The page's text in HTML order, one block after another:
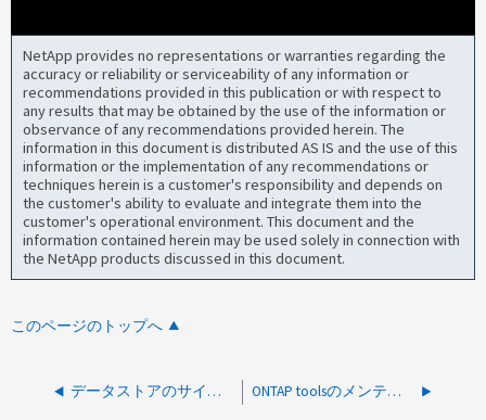
NetApp provides no representations or warranties regarding the
accuracy or reliability or serviceability of any information or
recommendations provided in this publication or with respect to
any results that may be obtained by the use of the information or
observance of any recommendations provided herein. The
information in this document is distributed AS IS and the use of this
information or the implementation of any recommendations or
techniques herein is a customer's responsibility and depends on
the customer's ability to evaluate and integrate them into the
customer's operational environment. This document and the
information contained herein may be used solely in connection with
the NetApp products discussed in this document.
このページのトップへ
データストアのサイズを変更できません ONTAP toolsのメンテナンスコンソールを使用して新しいNTPサーバを追加できない